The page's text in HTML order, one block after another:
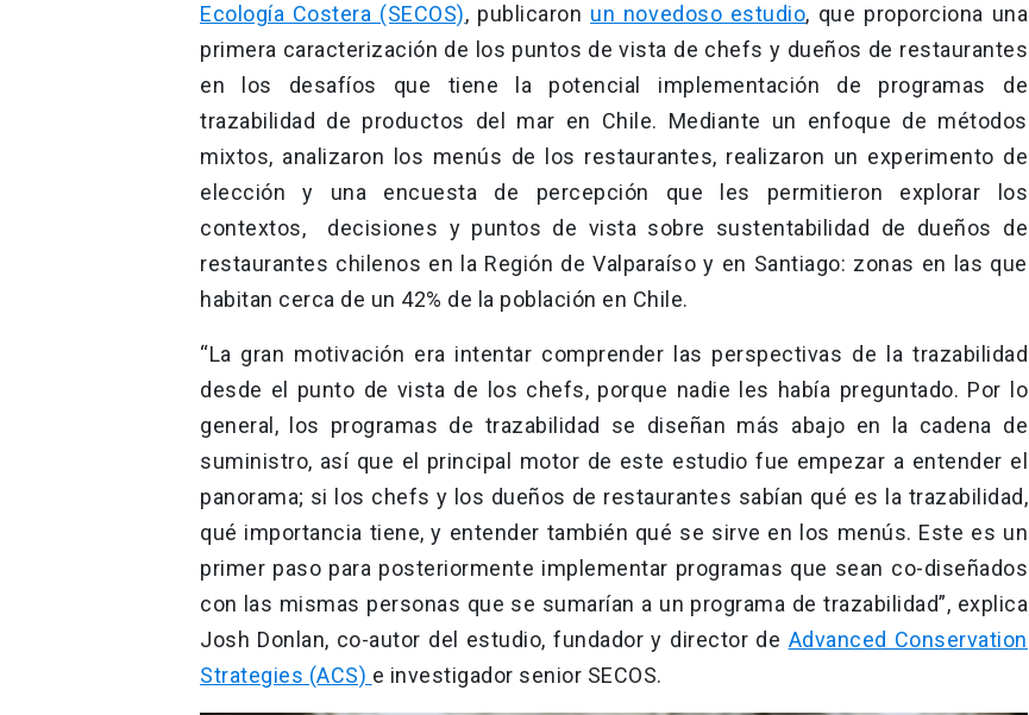
Ecología Costera (SECOS), publicaron un novedoso estudio, que proporciona una
primera caracterización de los puntos de vista de chefs y dueños de restaurantes
en los desafíos que tiene la potencial implementación de programas de
trazabilidad de productos del mar en Chile. Mediante un enfoque de métodos
mixtos, analizaron los menús de los restaurantes, realizaron un experimento de
elección y una encuesta de percepción que les permitieron explorar los
contextos, decisiones y puntos de vista sobre sustentabilidad de dueños de
restaurantes chilenos en la Región de Valparaíso y en Santiago: zonas en las que
habitan cerca de un 42% de la población en Chile.
“La gran motivación era intentar comprender las perspectivas de la trazabilidad
desde el punto de vista de los chefs, porque nadie les había preguntado. Por lo
general, los programas de trazabilidad se diseñan más abajo en la cadena de
suministro, así que el principal motor de este estudio fue empezar a entender el
panorama; si los chefs y los dueños de restaurantes sabían qué es la trazabilidad,
qué importancia tiene, y entender también qué se sirve en los menús. Este es un
primer paso para posteriormente implementar programas que sean co-diseñados
con las mismas personas que se sumarían a un programa de trazabilidad”, explica
Josh Donlan, co-autor del estudio, fundador y director de Advanced Conservation
Strategies (ACS) e investigador senior SECOS.